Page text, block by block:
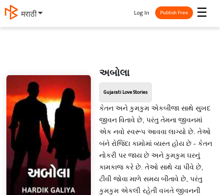
मराठी ☰
Log In Publish Free
અબોલા
Gujarati Love Stories
કેતન અને કુમકુમ એકબીજા સાથે સુખદ
જીવન વિતાવે છે, પરંતુ તેમના જીવનમાં
એક નવો સ્વરૂપ આવવા લાગ્યો છે. તેઓ
બંને રોજિંદા કામોમાં વ્યસ્ત હોય છે - કેતન
નોકરી પર જાય છે અને કુમકુમ ઘરનું
કામકાજ કરે છે. તેઓ સાથે ચા પીવે છે,
ટીવી જોવા માળે સમય બીતાવે છે, પરંતુ
કુમકુમ એકલી રહેતી વખતે જીવનની